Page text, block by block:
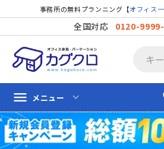
事務所の無料プランニング【オフィス
全国対応 0120-
menu メニュー